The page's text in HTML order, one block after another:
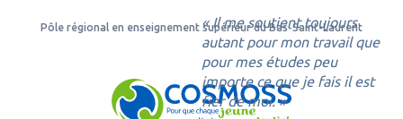
« Il me soutient toujours
autant pour mon travail que
pour mes études peu
importe ce que je fais il est
fier de moi. »
Pôle régional en enseignement supérieur du Bas-Saint-Laurent